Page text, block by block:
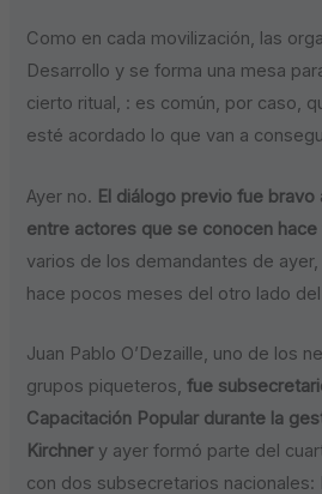
Como en cada movilización, las
Desarrollo y se forma una mesa
cierto ritual, : es común, por caso,
esté acordado lo que van a
Ayer no. El diálogo previo fue
entre actores que se conocen
varios de los demandantes de
hace pocos meses del otro lado
Juan Pablo O’Dezaille, uno de los
grupos piqueteros,fue
Capacitación Popular durante la
Kirchner y ayer formó parte del
con dos subsecretarios nacionales: